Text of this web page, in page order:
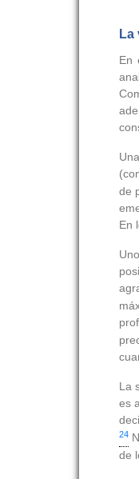
La
En
de
En
La
es
24
de